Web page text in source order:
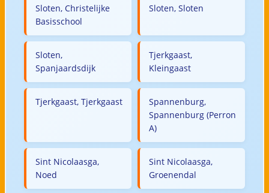
Sloten, Christelijke
Basisschool
Sloten, Sloten
Sloten,
Spanjaardsdijk
Tjerkgaast,
Kleingaast
Tjerkgaast, Tjerkgaast
Spannenburg,
Spannenburg (Perron
A)
Sint Nicolaasga,
Noed
Sint Nicolaasga,
Groenendal